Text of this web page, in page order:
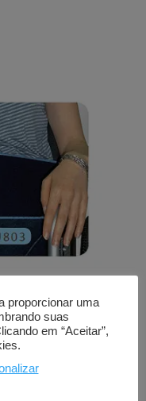
pélvico
proporcionar uma
suas
em “Aceitar”,